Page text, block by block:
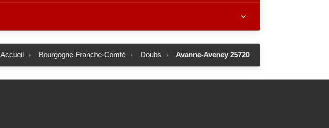
Accueil Bourgogne-Franche-Comté Doubs Avanne-Aveney 25720